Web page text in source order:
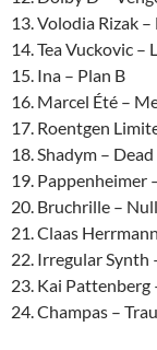
13. Volodia Rizak –
14. Tea Vuckovic –
15. Ina – Plan B
16. Marcel Été –
17. Roentgen
18. Shadym – Dead
19. Pappenheimer
20. Bruchrille –
21. Claas
22. Irregular Synth
23. Kai Pattenberg
24. Champas –